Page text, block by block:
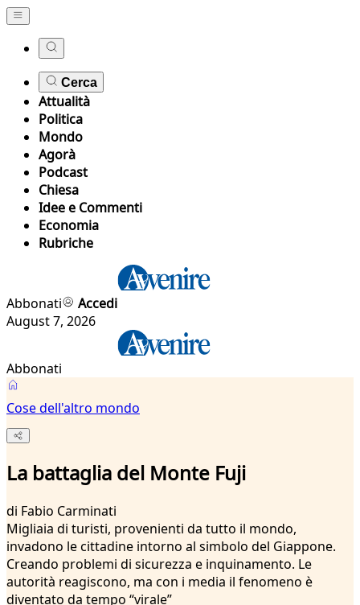
Cerca
Attualità
Politica
Mondo
Agorà
Podcast
Chiesa
Idee e Commenti
Economia
Rubriche
Abbonati
Accedi
August 7, 2026
Abbonati
Cose dell'altro mondo
La battaglia del Monte Fuji
di Fabio Carminati
Migliaia di turisti, provenienti da tutto il mondo,
invadono le cittadine intorno al simbolo del Giappone.
Creando problemi di sicurezza e inquinamento. Le
autorità reagiscono, ma con i media il fenomeno è
diventato da tempo “virale”